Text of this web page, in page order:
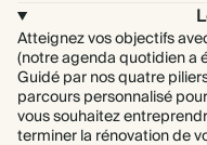
Atteignez vos objectifs
(notre agenda quotidien a
Guidé par nos quatre
parcours personnalisé
vous souhaitez
terminer la rénovation de